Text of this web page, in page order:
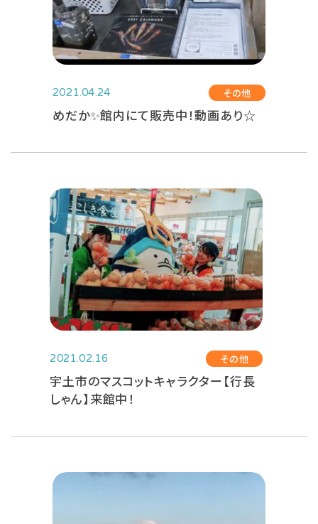
2021.04.24 その他
めだか✨館内にて販売中！動画あり☆
2021.02.16 その他
宇土市のマスコットキャラクター【行長
しゃん】来館中！